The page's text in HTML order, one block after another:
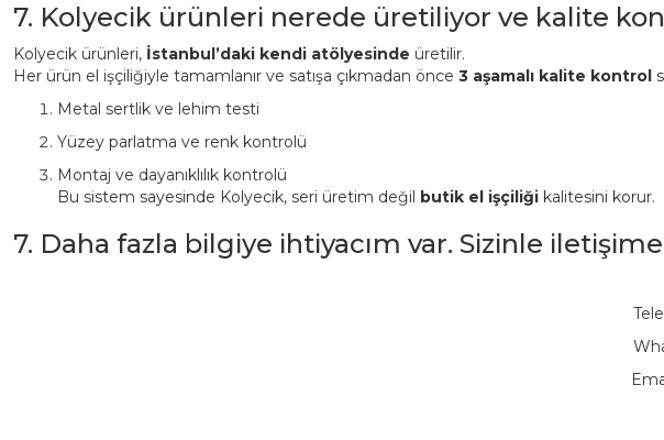
7. Kolyecik ürünleri nerede üretiliyor ve kalite
Kolyecik ürünleri, İstanbul’daki kendi atölyesinde üretilir.
Her ürün el işçiliğiyle tamamlanır ve satışa çıkmadan önce 3 aşamalı kalite kontrol
Metal sertlik ve lehim testi
Yüzey parlatma ve renk kontrolü
Montaj ve dayanıklılık kontrolü
Bu sistem sayesinde Kolyecik, seri üretim değil butik el işçiliği kalitesini korur.
7. Daha fazla bilgiye ihtiyacım var. Sizinle